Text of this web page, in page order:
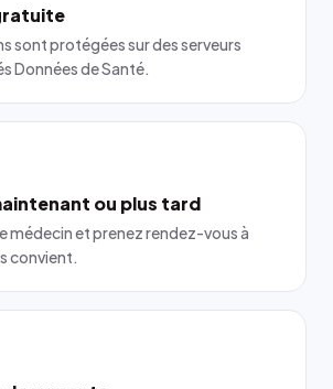
sont protégées sur des serveurs
Données de Santé.
ou plus tard
médecin et prenez rendez-vous à
convient.